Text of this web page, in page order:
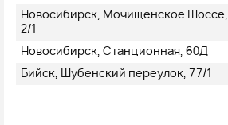
Новосибирск, Мочищенское Шоссе,
2/1
Новосибирск, Станционная, 60Д
Бийск, Шубенский переулок, 77/1